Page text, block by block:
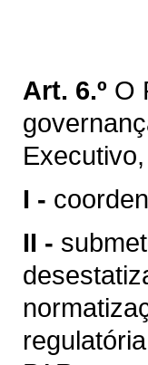
Art. 6.º O
I -
II -